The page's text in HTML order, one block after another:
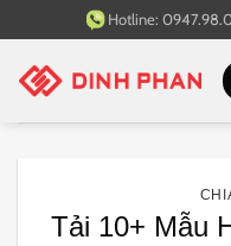
qua
nội
Hotline:
Tải 10+ Mẫu